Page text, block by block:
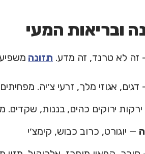
זה לא טרנד, זה מדע. תזונה
דגים, אגוזי מלך, זרעי צ׳יה.
ירוקים כהים, בננות,
— יוגורט, כרוב כבוש, קימצ׳י